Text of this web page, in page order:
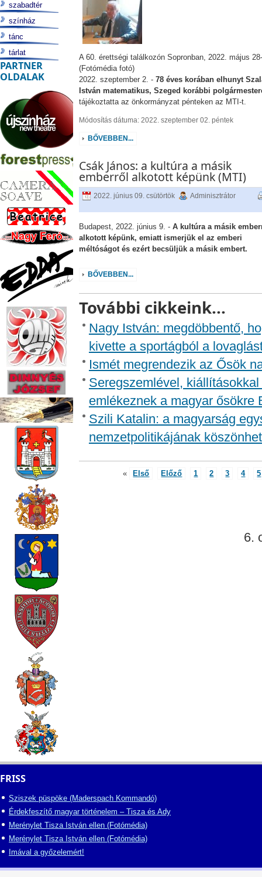
A 60. érettségi találkozón Sopronban, 2022. május
(Fotómédia fotó)
2022. szeptember 2. - 78 éves korában elhunyt
István matematikus, Szeged korábbi
tájékoztatta az önkormányzat pénteken az MTI-t.
Módosítás dátuma: 2022. szeptember 02. péntek
BŐVEBBEN...
Csák János: a kultúra a másik
emberről alkotott képünk (MTI)
2022. június 09. csütörtök Adminisztrátor
Budapest, 2022. június 9. - A kultúra a másik
alkotott képünk, emiatt ismerjük el az emberi
méltóságot és ezért becsüljük a másik embert.
BŐVEBBEN...
További cikkeink...
Nagy István: megdöbbentő,
kivette a sportágból a
Ismét megrendezik az Ősök
Seregszemlével,
emlékeznek a magyar ősökre
Szili Katalin: a magyarság
nemzetpolitikájának
« Első Előző 1 2 3 4 5
6.
szabadtér
színház
tánc
tárlat
PARTNER
OLDALAK
FRISS
Sziszek püspöke (Maderspach Kommandó)
Érdekfeszítő magyar történelem – Tisza és Ady
Merénylet Tisza István ellen (Fotómédia)
Merénylet Tisza István ellen (Fotómédia)
Imával a győzelemért!